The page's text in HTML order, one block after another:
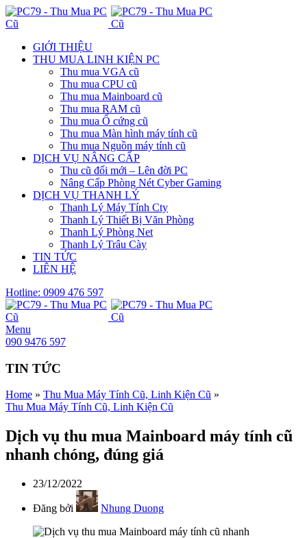
GIỚI THIỆU
THU MUA LINH KIỆN PC
Thu mua VGA cũ
Thu mua CPU cũ
Thu mua Mainboard cũ
Thu mua RAM cũ
Thu mua Ổ cứng cũ
Thu mua Màn hình máy tính cũ
Thu mua Nguồn máy tính cũ
DỊCH VỤ NÂNG CẤP
Thu cũ đổi mới – Lên đời PC
Nâng Cấp Phòng Nét Cyber Gaming
DỊCH VỤ THANH LÝ
Thanh Lý Máy Tính Cty
Thanh Lý Thiết Bị Văn Phòng
Thanh Lý Phòng Net
Thanh Lý Trâu Cày
TIN TỨC
LIÊN HỆ
Hotline: 0909 476 597
Menu
090 9476 597
TIN TỨC
Home » Thu Mua Máy Tính Cũ, Linh Kiện Cũ »
Thu Mua Máy Tính Cũ, Linh Kiện Cũ
Dịch vụ thu mua Mainboard máy tính cũ
nhanh chóng, đúng giá
23/12/2022
Đăng bởi Nhung Duong